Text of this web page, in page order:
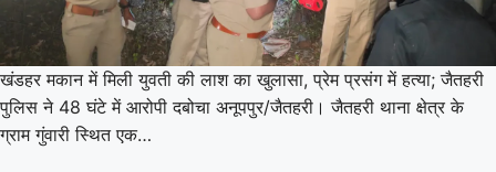
खंडहर मकान में मिली युवती की लाश का खुलासा, प्रेम प्रसंग में हत्या; जैतहरी
पुलिस ने 48 घंटे में आरोपी दबोचा अनूपपुर/जैतहरी। जैतहरी थाना क्षेत्र के
ग्राम गुंवारी स्थित एक…